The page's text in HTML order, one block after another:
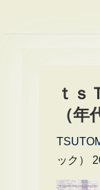
ｔｓ
（年
ック）